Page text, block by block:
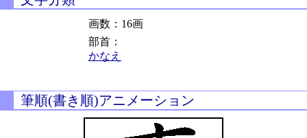
画数：16画
部首：
かなえ
筆順(書き順)アニメーション